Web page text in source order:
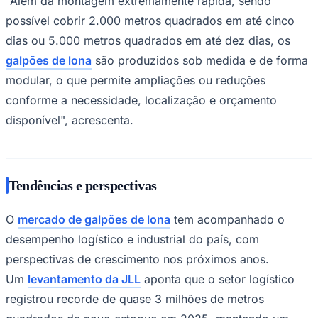
executivo daGM Tendas Galpões, a expansão do
terminal "deve impulsionar a procura por soluções de
armazenagens mais eficientes, permitindo uma série de
oportunidades de negócios para o setor, em especial
para o setor dealuguel de galpões lonados".
Neste cenário, osgalpões de lona
estruturas tradicionais de alvenaria ou metálicas. O
especialista afirma que, diferente dos galpões
disponíveis no setor imobiliário, os contratos delocação
dos galpões de lonapodem ser feitos por qualquer
período de tempo e de forma personalizada para
atender ao tipo de demanda de cada cliente.
"Além da montagem extremamente rápida, sendo